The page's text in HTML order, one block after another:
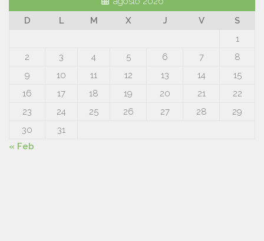
D
L M X J V
S
1
2
3 4 5 6 7
8
9
10 11 12 13 14
15
16
17 18 19 20 21
22
23
24 25 26 27 28
29
30
31
« Feb